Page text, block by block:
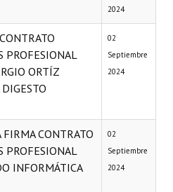
2024
PROFESIONAL
ORTÍZ
02
Septiembre
2024
CONTRATO
PROFESIONAL
INFORMÁTICA
02
Septiembre
2024